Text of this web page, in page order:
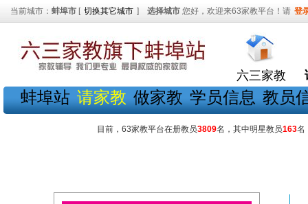
当前城市： 蚌埠市 [ 切换其它城市 ] 选择城市 您好，欢迎来63家教平台！请 登
六三家教
蚌埠站 请家教 做家教 学员信息 教员
目前，63家教平台在册教员3809名，其中明星教员163名